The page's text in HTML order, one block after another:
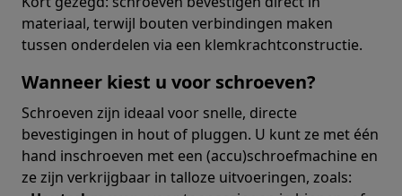
materiaal, terwijl bouten verbindingen maken
tussen onderdelen via een klemkrachtconstructie.
Wanneer kiest u voor schroeven?
Schroeven zijn ideaal voor snelle, directe
bevestigingen in hout of pluggen. U kunt ze met één
hand inschroeven met een (accu)schroefmachine en
ze zijn verkrijgbaar in talloze uitvoeringen, zoals: